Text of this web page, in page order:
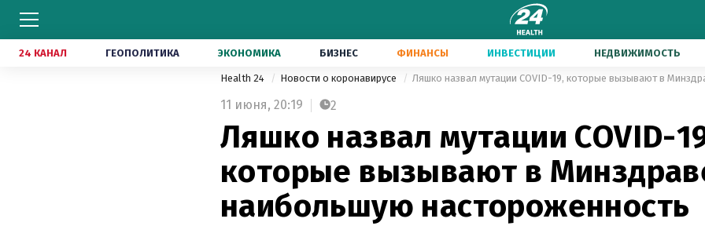
24 КАНАЛ ГЕОПОЛИТИКА ЭКОНОМИКА БИЗНЕС ФИНАНСЫ ИНВЕСТИЦИИ НЕДВИЖИМОСТЬ
Health 24 Новости о коронавирусе
11 июня, 20:19 2
Ляшко назвал мутации COVID-
которые вызывают в
наибольшую настороженность